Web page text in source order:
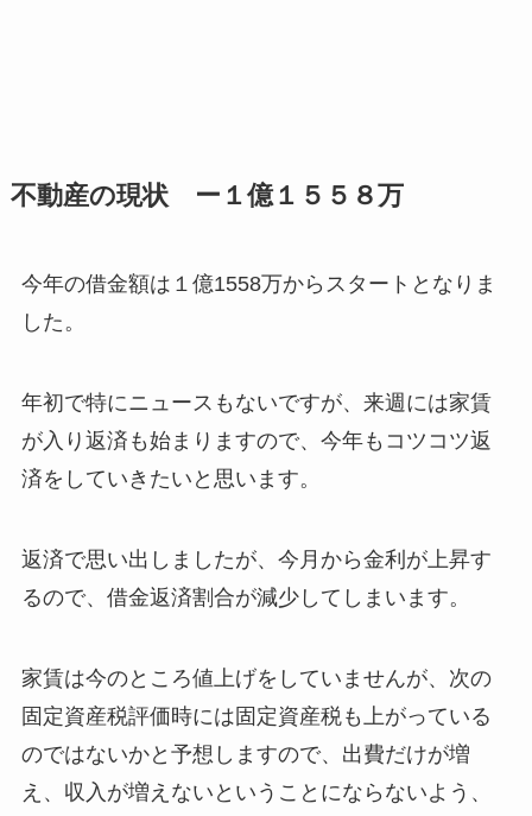
不動産の現状 ー１億１５５８万
今年の借金額は１億1558万からスタートとなりま
した。
年初で特にニュースもないですが、来週には家賃
が入り返済も始まりますので、今年もコツコツ返
済をしていきたいと思います。
返済で思い出しましたが、今月から金利が上昇す
るので、借金返済割合が減少してしまいます。
家賃は今のところ値上げをしていませんが、次の
固定資産税評価時には固定資産税も上がっている
のではないかと予想しますので、出費だけが増
え、収入が増えないということにならないよう、